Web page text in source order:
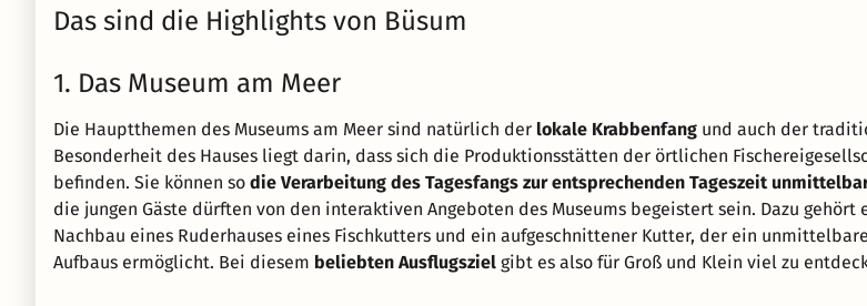
Das sind die Highlights von Büsum
1. Das Museum am Meer
Die Hauptthemen des Museums am Meer sind natürlich der lokale Krabbenfang und auch der
Besonderheit des Hauses liegt darin, dass sich die Produktionsstätten der örtlichen
befinden. Sie können so die Verarbeitung des Tagesfangs zur entsprechenden Tageszeit
die jungen Gäste dürften von den interaktiven Angeboten des Museums begeistert sein. Dazu gehört
Nachbau eines Ruderhauses eines Fischkutters und ein aufgeschnittener Kutter, der ein
Aufbaus ermöglicht. Bei diesem beliebten Ausflugsziel gibt es also für Groß und Klein viel zu